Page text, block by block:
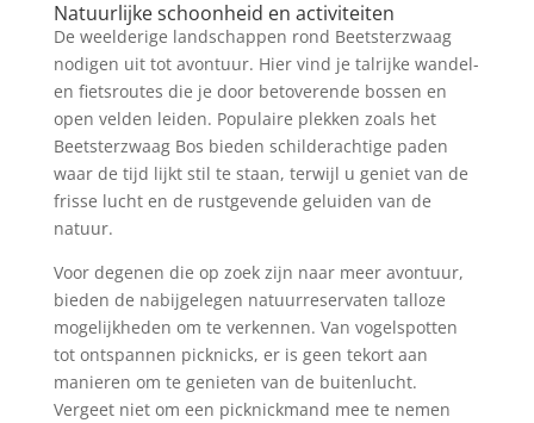
Natuurlijke schoonheid en activiteiten
De weelderige landschappen rond Beetsterzwaag
nodigen uit tot avontuur. Hier vind je talrijke wandel-
en fietsroutes die je door betoverende bossen en
open velden leiden. Populaire plekken zoals het
Beetsterzwaag Bos bieden schilderachtige paden
waar de tijd lijkt stil te staan, terwijl u geniet van de
frisse lucht en de rustgevende geluiden van de
natuur.
Voor degenen die op zoek zijn naar meer avontuur,
bieden de nabijgelegen natuurreservaten talloze
mogelijkheden om te verkennen. Van vogelspotten
tot ontspannen picknicks, er is geen tekort aan
manieren om te genieten van de buitenlucht.
Vergeet niet om een ​​picknickmand mee te nemen